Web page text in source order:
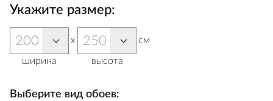
Укажите размер:
ширина
x
высота
см
Выберите вид обоев: